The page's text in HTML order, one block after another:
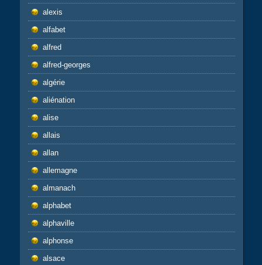
alexis
alfabet
alfred
alfred-georges
algérie
aliénation
alise
allais
allan
allemagne
almanach
alphabet
alphaville
alphonse
alsace